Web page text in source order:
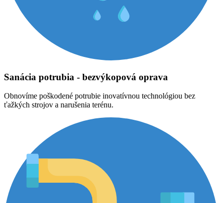
Sanácia potrubia - bezvýkopová oprava
Obnovíme poškodené potrubie inovatívnou technológiou bez
ťažkých strojov a narušenia terénu.